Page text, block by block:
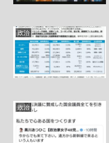
政治
政治